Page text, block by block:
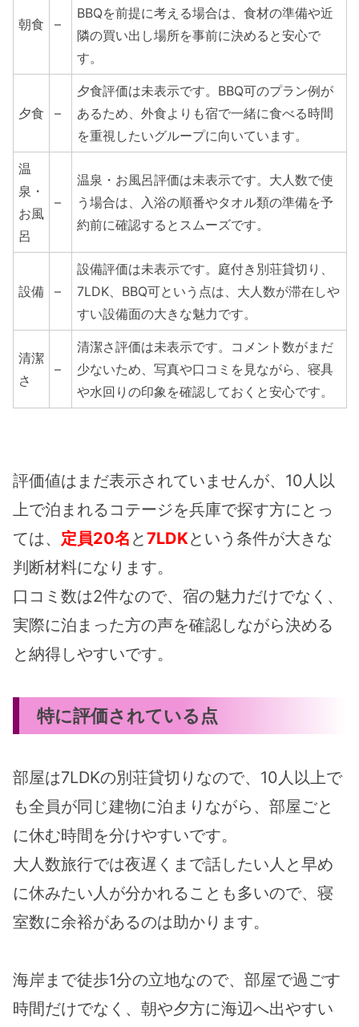
朝食 –
BBQを前提に考える場合は、食材の準備や近
隣の買い出し場所を事前に決めると安心で
す。
夕食 –
夕食評価は未表示です。BBQ可のプラン例が
あるため、外食よりも宿で一緒に食べる時間
を重視したいグループに向いています。
温
泉・
お風
呂
–
温泉・お風呂評価は未表示です。大人数で使
う場合は、入浴の順番やタオル類の準備を予
約前に確認するとスムーズです。
設備 –
設備評価は未表示です。庭付き別荘貸切り、
7LDK、BBQ可という点は、大人数が滞在しや
すい設備面の大きな魅力です。
清潔
さ
–
清潔さ評価は未表示です。コメント数がまだ
少ないため、写真や口コミを見ながら、寝具
や水回りの印象を確認しておくと安心です。
評価値はまだ表示されていませんが、10人以
上で泊まれるコテージを兵庫で探す方にとっ
ては、 定員20名 と7LDKという条件が大きな
判断材料になります。
口コミ数は2件なので、宿の魅力だけでなく、
実際に泊まった方の声を確認しながら決める
と納得しやすいです。
特に評価されている点
部屋は7LDKの別荘貸切りなので、10人以上で
も全員が同じ建物に泊まりながら、部屋ごと
に休む時間を分けやすいです。
大人数旅行では夜遅くまで話したい人と早め
に休みたい人が分かれることも多いので、寝
室数に余裕があるのは助かります。
海岸まで徒歩1分の立地なので、部屋で過ごす
時間だけでなく、朝や夕方に海辺へ出やすい